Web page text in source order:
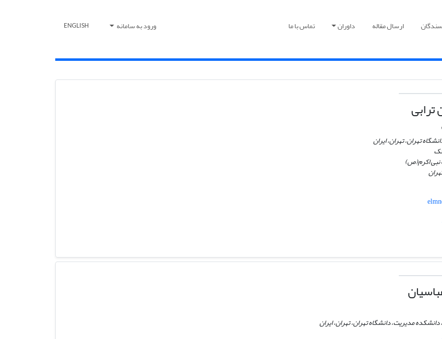
ارسال مقاله داوران تماس با ما ورود به سامانه ENGLISH
تهران، تهران، ایران
نبی اکرم(ص)
مدیریت، دانشگاه تهران، تهران، ایران